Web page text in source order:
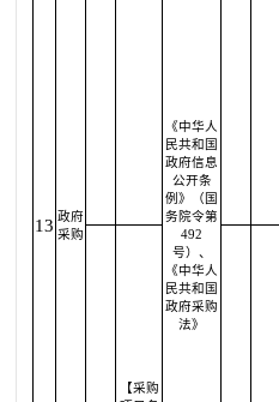
13 政府
采购
《中华人
民共和国
政府信息
公开条
例》（国
务院令第
492
号）、
《中华人
民共和国
政府采购
法》
【采购